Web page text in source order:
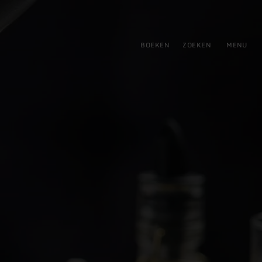
BOEKEN ZOEKEN MENU